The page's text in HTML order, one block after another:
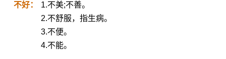
不好：
1.不美;不善。
2.不舒服，指生病。
3.不便。
4.不能。